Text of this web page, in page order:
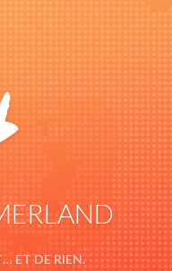
ET DE RIEN.